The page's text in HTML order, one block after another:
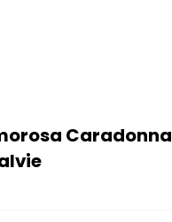
Caradonna